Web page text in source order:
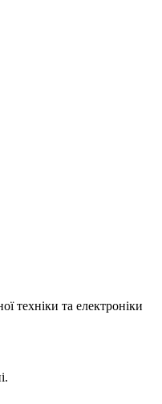
техніки та електроніки